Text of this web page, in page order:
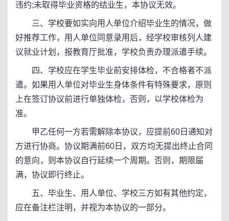
违约;未取得毕业资格的结业生，本协议无效。
三、学校要如实向用人单位介绍毕业生的情况，做
好推荐工作，用人单位同意录用后，经学校审核列人建
议就业计划，报教育厅批准，学校负责办理派遣手续。
四、学校应在学生毕业前安排体检，不合格者不派
遣。如果用人单位对毕业生身体条件有特殊要求，原则
上在签订协议前进行单独体检，否则，以学校体检为
准。
甲乙任何一方若需解除本协议，应提前60日通知对
方进行协商。协议期满前60日，双方均无提出终止合同
的意向，则本协议自行延续一个周期。否则，期限届
满，协议即行终止。
五、毕业生、用人单位、学校三方如有其他约定，
应在备注栏注明，并视为本协议的一部分。